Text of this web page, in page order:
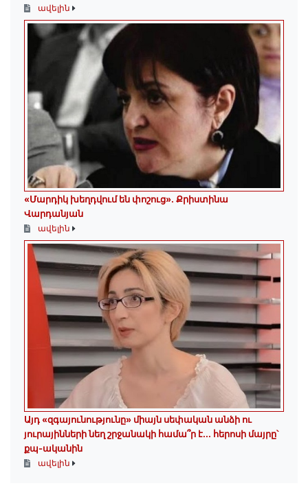
ավելին
«Մարդիկ խեղդվում են փոշուց»․ Քրիստինա
Վարդանյան
ավելին
Այդ «զգայունությունը» միայն սեփական անձի ու
յուրայինների նեղ շրջանակի համա՞ր է․․․ հերոսի մայրը՝
քպ-ականին
ավելին